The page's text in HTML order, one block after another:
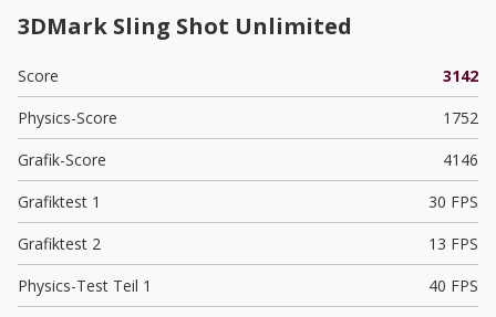
3DMark Sling Shot Unlimited
Score
3142
Physics-Score
1752
Grafik-Score
4146
Grafiktest 1
30 FPS
Grafiktest 2
13 FPS
Physics-Test Teil 1
40 FPS